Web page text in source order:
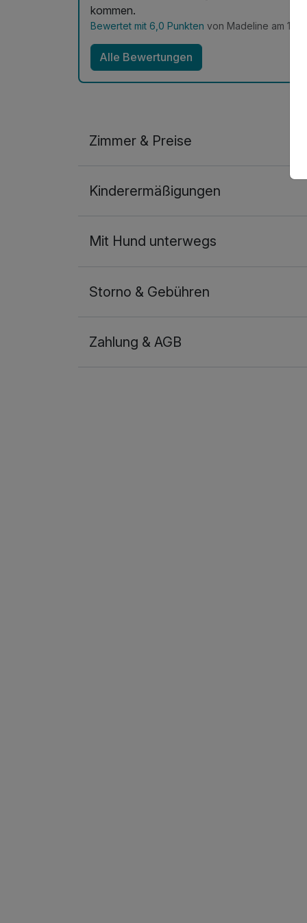
kommen.
Bewertet mit 6,0 Punkten von Madeline am
Alle Bewertungen
Zimmer & Preise
2 Erwachsene
Kinderermäßigungen
Mit Hund unterwegs
Storno & Gebühren
Zahlung & AGB